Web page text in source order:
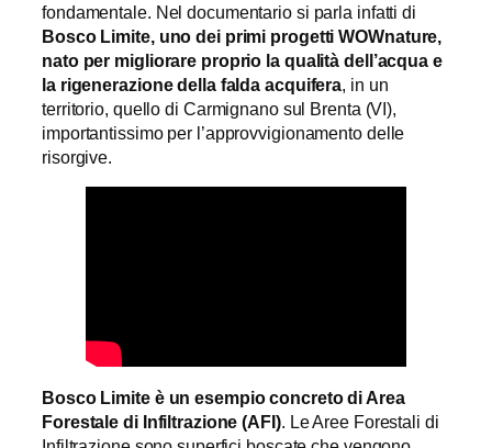
fondamentale. Nel documentario si parla infatti di
Bosco Limite, uno dei primi progetti WOWnature,
nato per migliorare proprio la qualità dell’acqua e
la rigenerazione della falda acquifera, in un
territorio, quello di Carmignano sul Brenta (VI),
importantissimo per l’approvvigionamento delle
risorgive.
Bosco Limite è un esempio concreto di Area
Forestale di Infiltrazione (AFI). Le Aree Forestali di